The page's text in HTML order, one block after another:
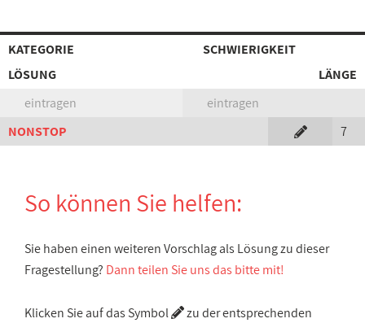
KATEGORIE
SCHWIERIGKEIT
LÖSUNG
LÄNGE
eintragen
eintragen
NONSTOP
7
So können Sie helfen:
Sie haben einen weiteren Vorschlag als Lösung zu dieser
Fragestellung? Dann teilen Sie uns das bitte mit!
Klicken Sie auf das Symbol
zu der entsprechenden